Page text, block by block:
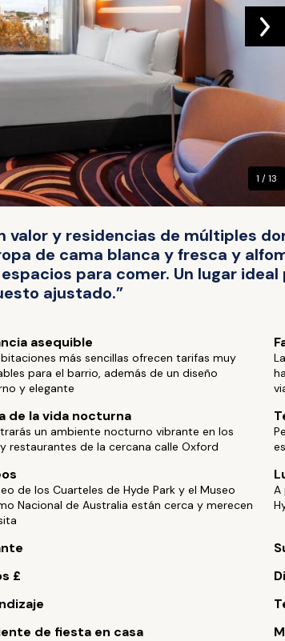
1 / 13
valor y residencias de múltiples
de cama blanca y fresca y
para comer. Un lugar
ajustado.”
asequible
más sencillas ofrecen tarifas muy
para el barrio, además de un diseño
y elegante
de la vida nocturna
un ambiente nocturno vibrante en los
restaurantes de la cercana calle Oxford
de los Cuarteles de Hyde Park y el Museo
Nacional de Australia están cerca y merecen
A
£
de fiesta en casa